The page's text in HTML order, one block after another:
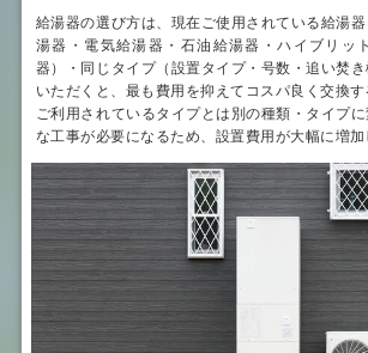
給湯器の選び方は、現在ご使用されている給湯
湯器・電気給湯器・石油給湯器・ハイブリッ
器）・同じタイプ（設置タイプ・号数・追い焚
いただくと、最も費用を抑えてコスパ良く交換す
ご利用されているタイプとは別の種類・タイプ
な工事が必要になるため、設置費用が大幅に増加